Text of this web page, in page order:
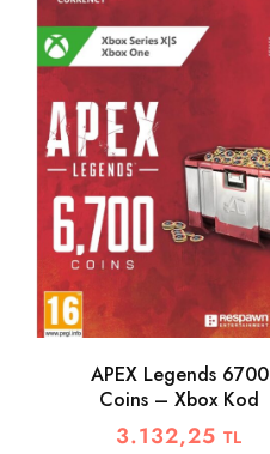
APEX Legends 6700
Coins – Xbox Kod
3.132,25 TL